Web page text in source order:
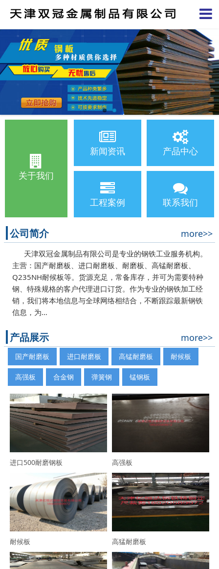
关于我们
新闻资讯 产品中心
工程案例 联系我们
公司简介 more>>
天津双冠金属制品有限公司是专业的钢铁工业服务机构。
主营：国产耐磨板、进口耐磨板、耐磨板、高锰耐磨板、
Q235NH耐候板等。货源充足，常备库存，并可为需要特种
钢、特殊规格的客户代理进口订货。作为专业的钢铁加工经
销，我们将本地信息与全球网络相结合，不断跟踪最新钢铁
信息，为…
产品展示 more>>
国产耐磨板 进口耐磨板 高锰耐磨板 耐候板
高强板 合金钢 弹簧钢 锰钢板
进口500耐磨钢板 高强板
耐候板 高猛耐磨板